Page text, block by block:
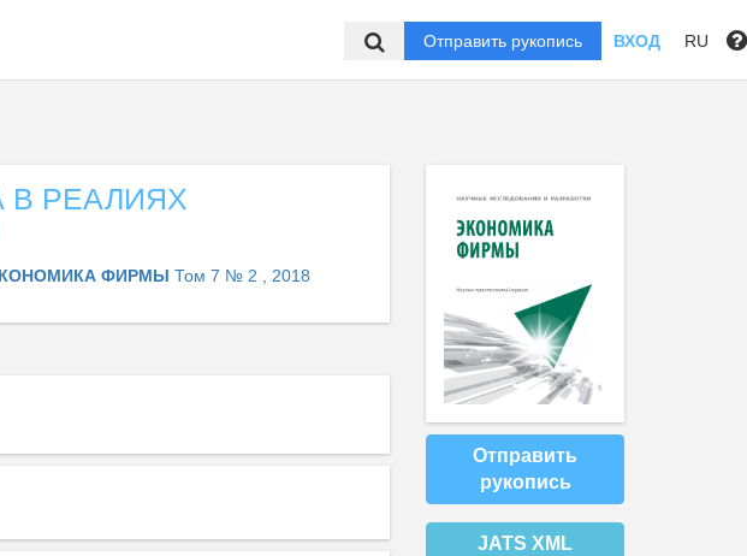
Отправить рукопись ВХОД RU
В РЕАЛИЯХ
ФИРМЫ Том 7 № 2 , 2018
Отправить
рукопись
JATS XML